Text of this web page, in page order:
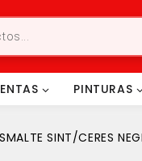
PINTURAS
SINT/CERES